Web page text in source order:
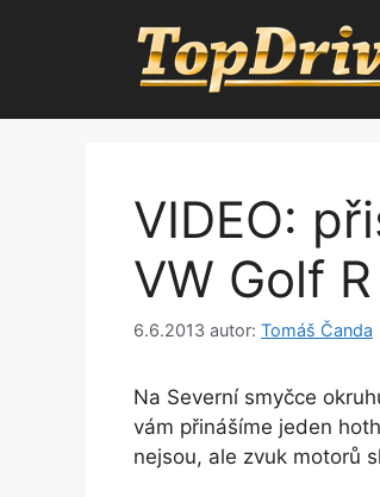
VIDEO:
VW Golf
6.6.2013 autor: Tomáš Čanda
Na Severní smyčce
vám přinášíme jeden
nejsou, ale zvuk motorů